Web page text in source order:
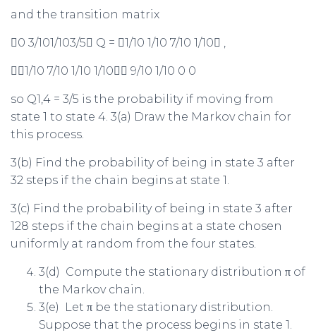
and the transition matrix
0 3/101/103/5 Q = 1/10 1/10 7/10 1/10 ,
1/10 7/10 1/10 1/10 9/10 1/10 0 0
so Q1,4 = 3/5 is the probability if moving from
state 1 to state 4. 3(a) Draw the Markov chain for
this process.
3(b) Find the probability of being in state 3 after
32 steps if the chain begins at state 1.
3(c) Find the probability of being in state 3 after
128 steps if the chain begins at a state chosen
uniformly at random from the four states.
3(d) Compute the stationary distribution π of
the Markov chain.
3(e) Let π be the stationary distribution.
Suppose that the process begins in state 1.